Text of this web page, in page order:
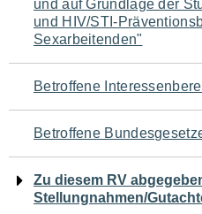
für
den
Seiteninhalt
und auf Grundlage der
und HIV/STI-
Sexarbeitenden"
Betroffene
Betroffene
Zu diesem RV
Stellungnahmen/